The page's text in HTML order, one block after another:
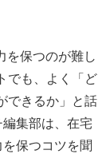
を保つのが難し
でも、よく「ど
できるか」と話
集部は、在宅
保つコツを聞